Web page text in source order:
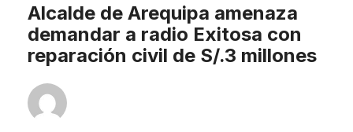
Alcalde de Arequipa amenaza
demandar a radio Exitosa con
reparación civil de S/.3 millones